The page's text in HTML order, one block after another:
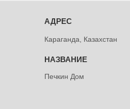
Караганда, Казахстан
Печкин Дом